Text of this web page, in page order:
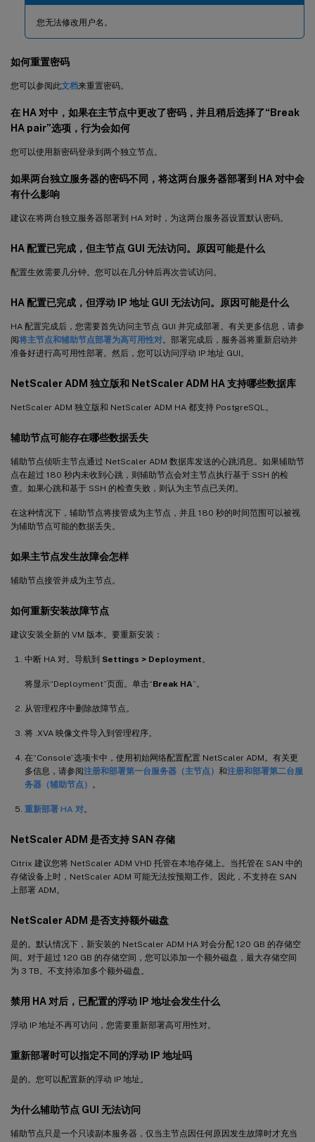
您无法修改用户名。
如何重置密码
您可以参阅此文档来重置密码。
在 HA 对中，如果在主节点中更改了密码，并且稍后选择了“Break
HA pair”选项，行为会如何
您可以使用新密码登录到两个独立节点。
如果两台独立服务器的密码不同，将这两台服务器部署到 HA 对中会
有什么影响
建议在将两台独立服务器部署到 HA 对时，为这两台服务器设置默认密码。
HA 配置已完成，但主节点 GUI 无法访问。原因可能是什么
配置生效需要几分钟。您可以在几分钟后再次尝试访问。
HA 配置已完成，但浮动 IP 地址 GUI 无法访问。原因可能是什么
HA 配置完成后，您需要首先访问主节点 GUI 并完成部署。有关更多信息，请参
阅将主节点和辅助节点部署为高可用性对。部署完成后，服务器将重新启动并
准备好进行高可用性部署。然后，您可以访问浮动 IP 地址 GUI。
NetScaler ADM 独立版和 NetScaler ADM HA 支持哪些数据库
NetScaler ADM 独立版和 NetScaler ADM HA 都支持 PostgreSQL。
辅助节点可能存在哪些数据丢失
辅助节点侦听主节点通过 NetScaler ADM 数据库发送的心跳消息。如果辅助节
点在超过 180 秒内未收到心跳，则辅助节点会对主节点执行基于 SSH 的检
查。如果心跳和基于 SSH 的检查失败，则认为主节点已关闭。
在这种情况下，辅助节点将接管成为主节点，并且 180 秒的时间范围可以被视
为辅助节点可能的数据丢失。
如果主节点发生故障会怎样
辅助节点接管并成为主节点。
如何重新安装故障节点
建议安装全新的 VM 版本。要重新安装：
中断 HA 对。导航到 Settings > Deployment 。
将显示“Deployment”页面。单击“Break HA”。
从管理程序中删除故障节点。
将 .XVA 映像文件导入到管理程序。
在“Console”选项卡中，使用初始网络配置配置 NetScaler ADM。有关更
多信息，请参阅注册和部署第一台服务器（主节点） 和注册和部署第二台服
务器（辅助节点）
。
重新部署 HA 对。
NetScaler ADM 是否支持 SAN 存储
Citrix 建议您将 NetScaler ADM VHD 托管在本地存储上。当托管在 SAN 中的
存储设备上时，NetScaler ADM 可能无法按预期工作。因此，不支持在 SAN
上部署 ADM。
NetScaler ADM 是否支持额外磁盘
是的。默认情况下，新安装的 NetScaler ADM HA 对会分配 120 GB 的存储空
间。对于超过 120 GB 的存储空间，您可以添加一个额外磁盘，最大存储空间
为 3 TB。不支持添加多个额外磁盘。
禁用 HA 对后，已配置的浮动 IP 地址会发生什么
浮动 IP 地址不再可访问，您需要重新部署高可用性对。
重新部署时可以指定不同的浮动 IP 地址吗
是的。您可以配置新的浮动 IP 地址。
为什么辅助节点 GUI 无法访问
辅助节点只是一个只读副本服务器，仅当主节点因任何原因发生故障时才充当